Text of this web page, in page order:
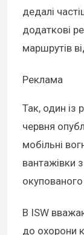
дедалі
додаткові
маршрутів
Реклама
Так, один із
червня
мобільні
вантажівки
В ISW
до охорони